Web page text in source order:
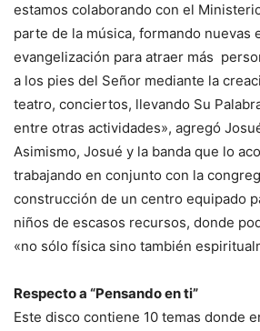
estamos colaborando con el
parte de la música, formando nuevas
evangelización para atraer más
a los pies del Señor mediante la
teatro, conciertos, llevando Su
entre otras actividades», agregó
Asimismo, Josué y la banda que lo
trabajando en conjunto con la
construcción de un centro equipado
niños de escasos recursos, donde
«no sólo física sino también
Respecto a “Pensando en ti”
Este disco contiene 10 temas donde